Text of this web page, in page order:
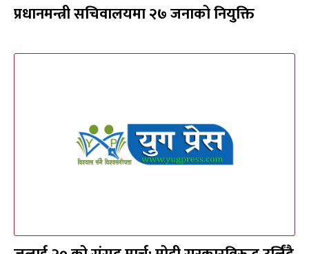
प्रधानमन्त्री सचिवालयमा २७ जनाको नियुक्ति